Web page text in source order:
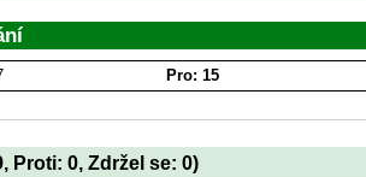
Pro: 15
Proti: 0, Zdržel se: 0)